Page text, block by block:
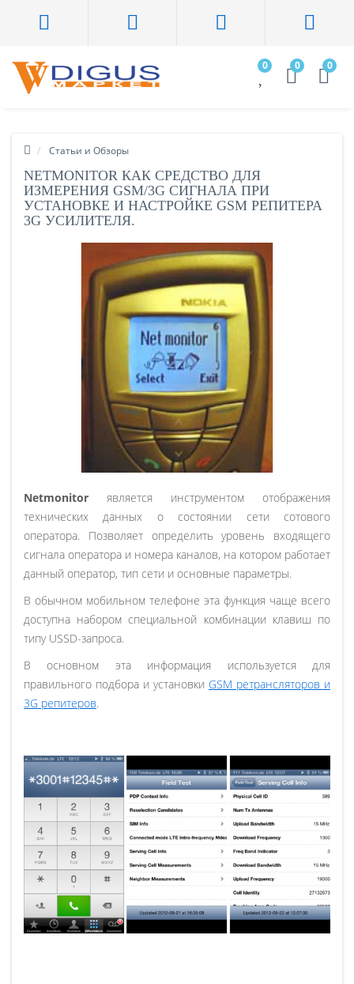
0 0 0
Статьи и Обзоры
NETMONITOR КАК СРЕДСТВО ДЛЯ
ИЗМЕРЕНИЯ GSM/3G СИГНАЛА ПРИ
УСТАНОВКЕ И НАСТРОЙКЕ GSM РЕПИТЕРА
3G УСИЛИТЕЛЯ.
Netmonitor является инструментом отображения
технических данных о состоянии сети сотового
оператора. Позволяет определить уровень входящего
сигнала оператора и номера каналов, на котором работает
данный оператор, тип сети и основные параметры.
В обычном мобильном телефоне эта функция чаще всего
доступна набором специальной комбинации клавиш по
типу USSD-запроса.
В основном эта информация используется для
правильного подбора и установки GSM ретрансляторов и
3G репитеров.